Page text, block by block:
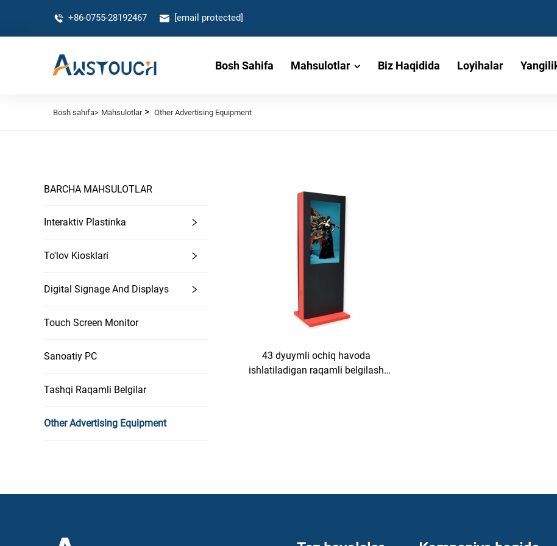
+86-0755-28192467 [email protected]
Bosh Sahifa Mahsulotlar Biz Haqidida Loyihalar
Bosh sahifa> Mahsulotlar> Other Advertising Equipment
BARCHA MAHSULOTLAR
Interaktiv Plastinka
To'lov Kiosklari
Digital Signage And Displays
Touch Screen Monitor
Sanoatiy PC
Tashqi Raqamli Belgilar
Other Advertising Equipment
43 dyuymli ochiq havoda
ishlatiladigan raqamli belgilash